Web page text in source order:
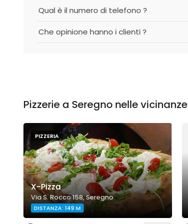
Qual è il numero di telefono ?
Che opinione hanno i clienti ?
Pizzerie a Seregno nelle vicinanze
PIZZERIA
X-Pizza
Via S. Rocco 158, Seregno
DISTANZA: 149 M